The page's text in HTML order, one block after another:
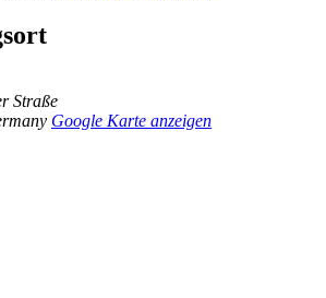
Straße
Google Karte anzeigen